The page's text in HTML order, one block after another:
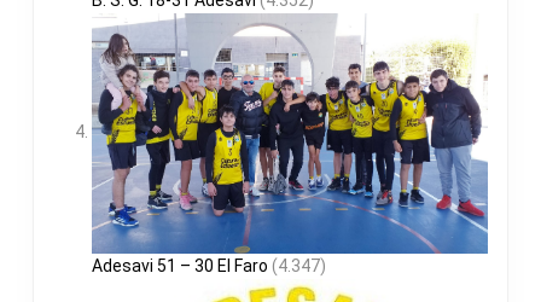
Adesavi 51 – 30 El Faro (4.347)